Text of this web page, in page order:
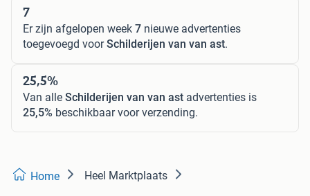
7
Er zijn afgelopen week 7 nieuwe advertenties
toegevoegd voorSchilderijen van van ast.
25,5%
Van alle Schilderijen van van ast advertenties is
25,5% beschikbaar voor verzending.
Home Heel Marktplaats